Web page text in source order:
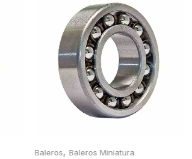
Baleros, Baleros Miniatura